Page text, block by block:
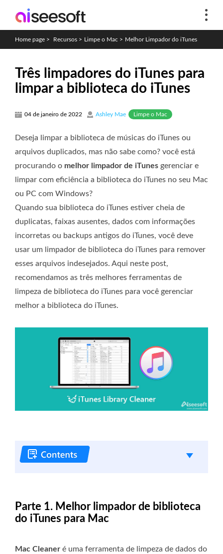
Home page > Recursos > Limpe o Mac > Melhor Limpador do iTunes
Três limpadores do iTunes para
limpar a biblioteca do iTunes
04 de janeiro de 2022 Ashley Mae Limpe o Mac
Deseja limpar a biblioteca de músicas do iTunes ou
arquivos duplicados, mas não sabe como? você está
procurando o melhor limpador de iTunes gerenciar e
limpar com eficiência a biblioteca do iTunes no seu Mac
ou PC com Windows?
Quando sua biblioteca do iTunes estiver cheia de
duplicatas, faixas ausentes, dados com informações
incorretas ou backups antigos do iTunes, você deve
usar um limpador de biblioteca do iTunes para remover
esses arquivos indesejados. Aqui neste post,
recomendamos as três melhores ferramentas de
limpeza de biblioteca do iTunes para você gerenciar
melhor a biblioteca do iTunes.
Parte 1. Melhor limpador de biblioteca
do iTunes para Mac
Mac Cleaner é uma ferramenta de limpeza de dados do